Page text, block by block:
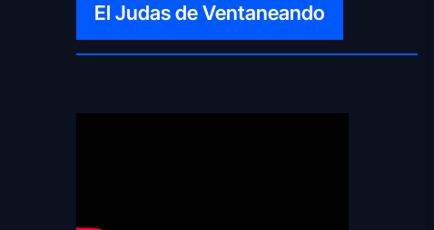
El Judas de Ventaneando